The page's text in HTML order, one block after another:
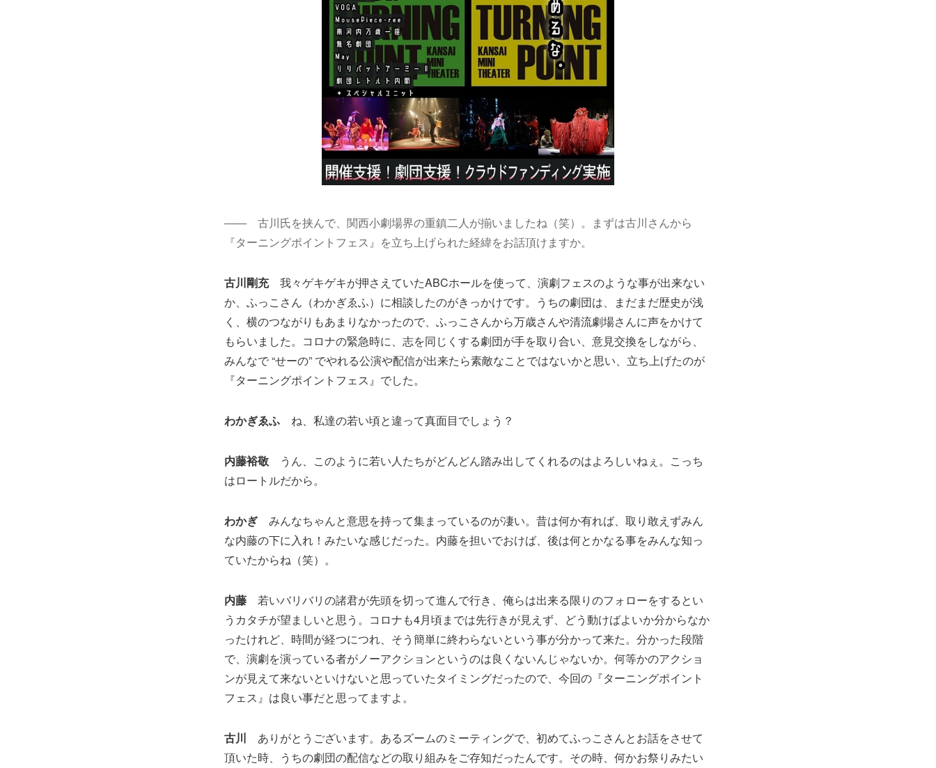
―― 古川氏を挟んで、関西小劇場界の重鎮二人が揃いましたね（笑）。まずは古川さんから
『ターニングポイントフェス』を立ち上げられた経緯をお話頂けますか。
古川剛充 我々ゲキゲキが押さえていたABCホールを使って、演劇フェスのような事が出来ない
か、ふっこさん（わかぎゑふ）に相談したのがきっかけです。うちの劇団は、まだまだ歴史が浅
く、横のつながりもあまりなかったので、ふっこさんから万歳さんや清流劇場さんに声をかけて
もらいました。コロナの緊急時に、志を同じくする劇団が手を取り合い、意見交換をしながら、
みんなで “せーの” でやれる公演や配信が出来たら素敵なことではないかと思い、立ち上げたのが
『ターニングポイントフェス』でした。
わかぎゑふ ね、私達の若い頃と違って真面目でしょう？
内藤裕敬
うん、このように若い人たちがどんどん踏み出してくれるのはよろしいねぇ。こっち
はロートルだから。
わかぎ みんなちゃんと意思を持って集まっているのが凄い。昔は何か有れば、取り敢えずみん
な内藤の下に入れ！みたいな感じだった。内藤を担いでおけば、後は何とかなる事をみんな知っ
ていたからね（笑）。
内藤 若いバリバリの諸君が先頭を切って進んで行き、俺らは出来る限りのフォローをするとい
うカタチが望ましいと思う。コロナも4月頃までは先行きが見えず、どう動けばよいか分からなか
ったけれど、時間が経つにつれ、そう簡単に終わらないという事が分かって来た。分かった段階
で、演劇を演っている者がノーアクションというのは良くないんじゃないか。何等かのアクショ
ンが見えて来ないといけないと思っていたタイミングだったので、今回の『ターニングポイント
フェス』は良い事だと思ってますよ。
古川 ありがとうございます。あるズームのミーティングで、初めてふっこさんとお話をさせて
頂いた時、うちの劇団の配信などの取り組みをご存知だったんです。その時、何かお祭りみたい